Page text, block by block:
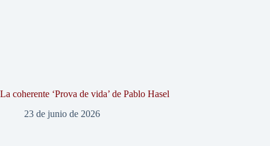
La coherente ‘Prova de vida’ de Pablo Hasel
23 de junio de 2026